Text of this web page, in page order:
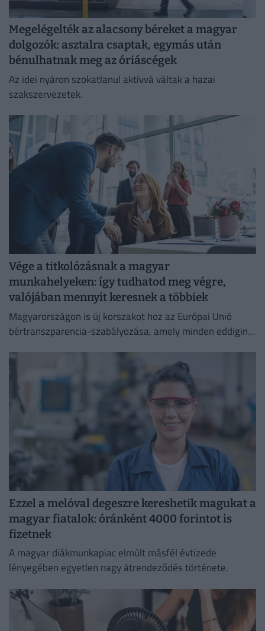
Megelégelték az alacsony béreket a magyar
dolgozók: asztalra csaptak, egymás után
bénulhatnak meg az óriáscégek
Az idei nyáron szokatlanul aktívvá váltak a hazai
szakszervezetek.
Vége a titkolózásnak a magyar
munkahelyeken: így tudhatod meg végre,
valójában mennyit keresnek a többiek
Magyarországon is új korszakot hoz az Európai Unió
bértranszparencia-szabályozása, amely minden eddiginél
Ezzel a melóval degeszre kereshetik magukat a
magyar fiatalok: óránként 4000 forintot is
fizetnek
A magyar diákmunkapiac elmúlt másfél évtizede
lényegében egyetlen nagy átrendeződés története.